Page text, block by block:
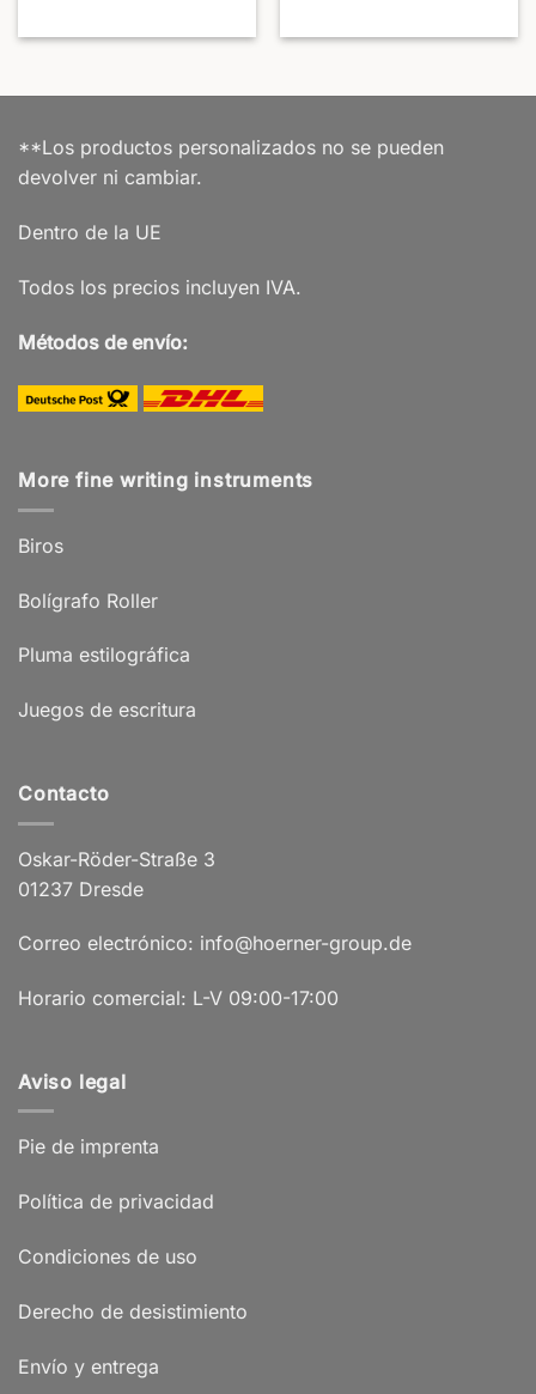
**Los productos personalizados no se pueden
devolver ni cambiar.
Dentro de la UE
Todos los precios incluyen IVA.
Métodos de envío:
More fine writing instruments
Biros
Bolígrafo Roller
Pluma estilográfica
Juegos de escritura
Contacto
Oskar-Röder-Straße 3
01237 Dresde
Correo electrónico: info@hoerner-group.de
Horario comercial: L-V 09:00-17:00
Aviso legal
Pie de imprenta
Política de privacidad
Condiciones de uso
Derecho de desistimiento
Envío y entrega